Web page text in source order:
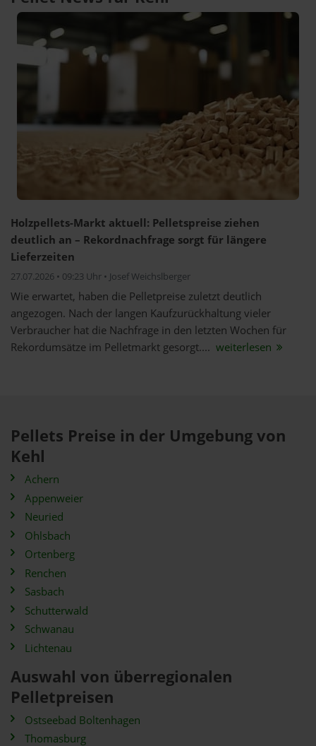
Holzpellets-Markt aktuell: Pelletspreise ziehen
deutlich an – Rekordnachfrage sorgt für längere
Lieferzeiten
27.07.2026 • 09:23 Uhr • Josef Weichslberger
Wie erwartet, haben die Pelletpreise zuletzt deutlich
angezogen. Nach der langen Kaufzurückhaltung vieler
Verbraucher hat die Nachfrage in den letzten Wochen für
Rekordumsätze im Pelletmarkt gesorgt.... weiterlesen
Pellets Preise in der Umgebung von
Kehl
Achern
Appenweier
Neuried
Ohlsbach
Ortenberg
Renchen
Sasbach
Schutterwald
Schwanau
Lichtenau
Auswahl von überregionalen
Pelletpreisen
Ostseebad Boltenhagen
Thomasburg